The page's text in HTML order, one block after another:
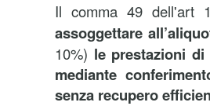
Il comma 49 dell'art
assoggettare
10%) le prestazioni
mediante
senza recupero